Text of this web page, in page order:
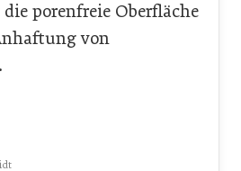
porenfreie Oberfläche
von